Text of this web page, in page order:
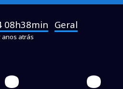
08h38min Geral
anos atrás